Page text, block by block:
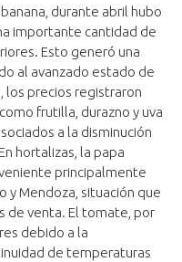
durante abril hubo
importante cantidad de
Esto generó una
al avanzado estado de
los precios registraron
frutilla, durazno y uva
a la disminución
hortalizas, la papa
principalmente
y Mendoza, situación que
de venta. El tomate, por
debido a la
de temperaturas